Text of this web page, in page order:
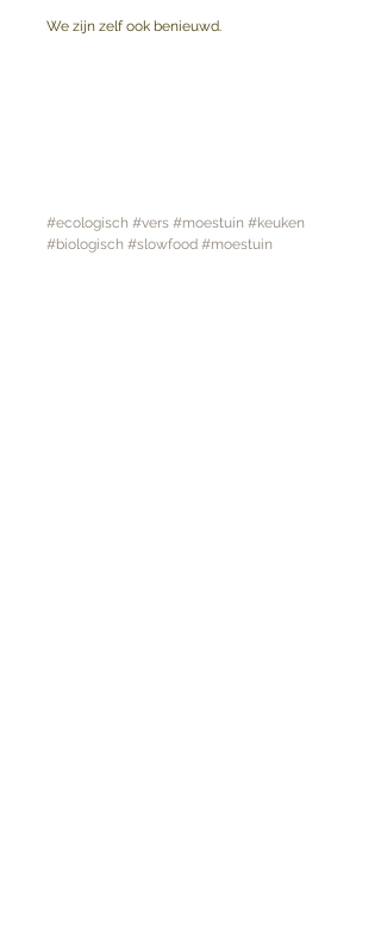
We zijn zelf ook benieuwd.
#ecologisch #vers #moestuin #keuken
#biologisch #slowfood #moestuin